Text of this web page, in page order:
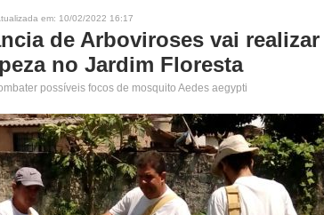
em: 10/02/2022 16:17
de Arboviroses vai realizar
no Jardim Floresta
possíveis focos de mosquito Aedes aegypti